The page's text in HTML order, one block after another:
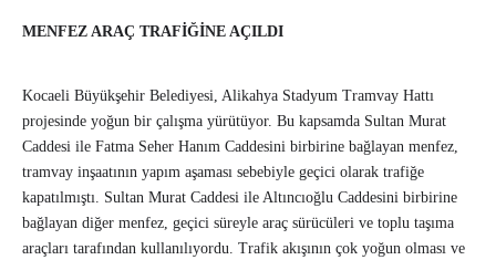
MENFEZ ARAÇ TRAFİĞİNE AÇILDI
Kocaeli Büyükşehir Belediyesi, Alikahya Stadyum Tramvay Hattı
projesinde yoğun bir çalışma yürütüyor. Bu kapsamda Sultan Murat
Caddesi ile Fatma Seher Hanım Caddesini birbirine bağlayan menfez,
tramvay inşaatının yapım aşaması sebebiyle geçici olarak trafiğe
kapatılmıştı. Sultan Murat Caddesi ile Altıncıoğlu Caddesini birbirine
bağlayan diğer menfez, geçici süreyle araç sürücüleri ve toplu taşıma
araçları tarafından kullanılıyordu. Trafik akışının çok yoğun olması ve